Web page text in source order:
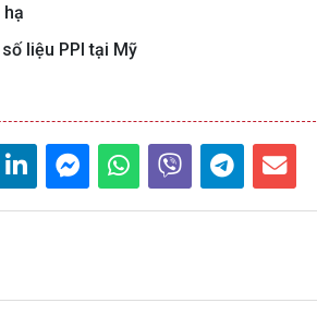
liệu PPI tại Mỹ